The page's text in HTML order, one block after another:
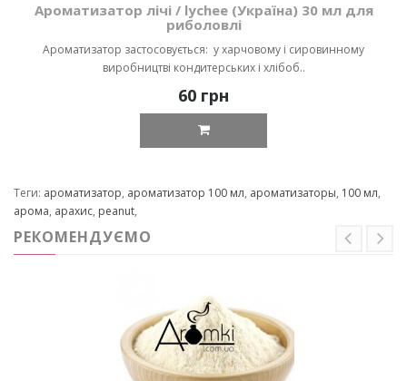
Ароматизатор лічі / lychee (Україна) 30 мл для
риболовлі
Ароматизатор застосовується: у харчовому і сировинному
виробництві кондитерських і хлібоб..
60 грн
Теги: ароматизатор, ароматизатор 100 мл, ароматизаторы, 100 мл,
арома, арахис, peanut,
РЕКОМЕНДУЄМО